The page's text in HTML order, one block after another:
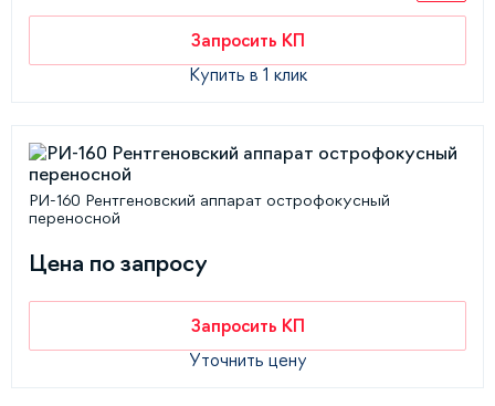
Запросить КП
Купить в 1 клик
РИ-160 Рентгеновский аппарат острофокусный
переносной
Цена по запросу
Запросить КП
Уточнить цену